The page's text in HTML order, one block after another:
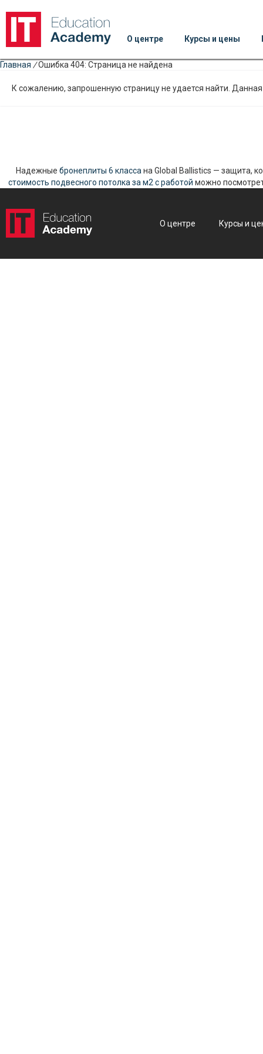
О центре Курсы и цены
Главная /Ошибка 404: Страница не найдена
К сожалению, запрошенную страницу не удается найти.
Надежные бронеплиты 6 класса на Global Ballistics — защита,
стоимость подвесного потолка за м2 с работой можно
О центре Курсы и